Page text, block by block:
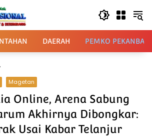
DAERAH PEMKO
Magetan
Online, Arena Sabung
Akhirnya Dibongkar:
Usai Kabar Telanjur